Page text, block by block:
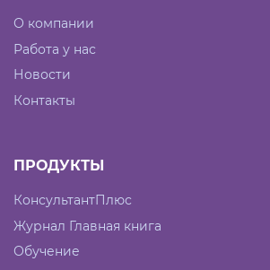
О компании
Работа у нас
Новости
Контакты
ПРОДУКТЫ
КонсультантПлюс
Журнал Главная книга
Обучение